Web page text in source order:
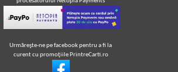
Urmăreşte-ne pe facebook pentru a fi la
curent cu promoţiile PrintreCarti.ro